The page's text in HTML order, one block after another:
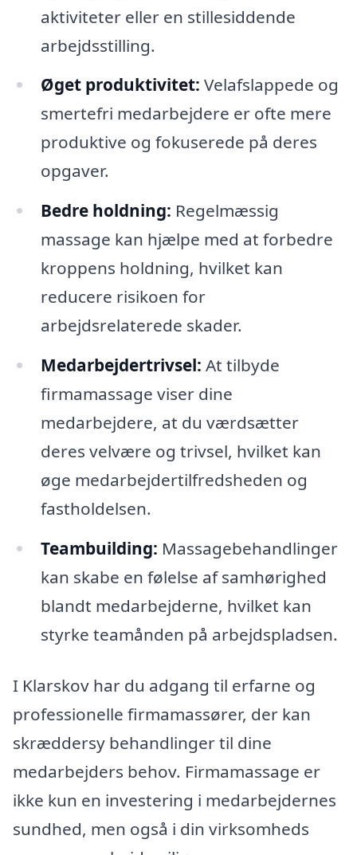
aktiviteter eller en stillesiddende
arbejdsstilling.
Øget produktivitet: Velafslappede og
smertefri medarbejdere er ofte mere
produktive og fokuserede på deres
opgaver.
Bedre holdning: Regelmæssig
massage kan hjælpe med at forbedre
kroppens holdning, hvilket kan
reducere risikoen for
arbejdsrelaterede skader.
Medarbejdertrivsel: At tilbyde
firmamassage viser dine
medarbejdere, at du værdsætter
deres velvære og trivsel, hvilket kan
øge medarbejdertilfredsheden og
fastholdelsen.
Teambuilding: Massagebehandlinger
kan skabe en følelse af samhørighed
blandt medarbejderne, hvilket kan
styrke teamånden på arbejdspladsen.
I Klarskov har du adgang til erfarne og
professionelle firmamassører, der kan
skræddersy behandlinger til dine
medarbejders behov. Firmamassage er
ikke kun en investering i medarbejdernes
sundhed, men også i din virksomheds